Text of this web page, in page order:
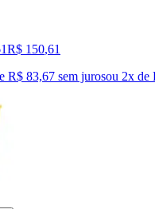
R$ 150,61
R$ 83,67 sem jurosou 2x de